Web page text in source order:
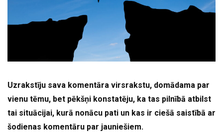
Uzrakstīju sava komentāra virsrakstu, domādama par
vienu tēmu, bet pēkšņi konstatēju, ka tas pilnībā atbilst
tai situācijai, kurā nonācu pati un kas ir ciešā saistībā ar
šodienas komentāru par jauniešiem.